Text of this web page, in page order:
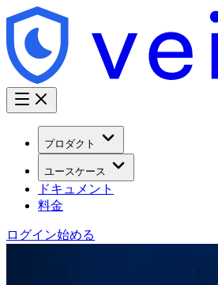
プロダクト
ユースケース
ドキュメント
料金
ログイン始める